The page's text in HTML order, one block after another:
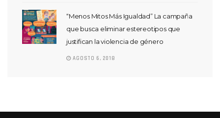
“Menos Mitos Más Igualdad” La campaña
que busca eliminar estereotipos que
justifican la violencia de género
AGOSTO 6, 2018